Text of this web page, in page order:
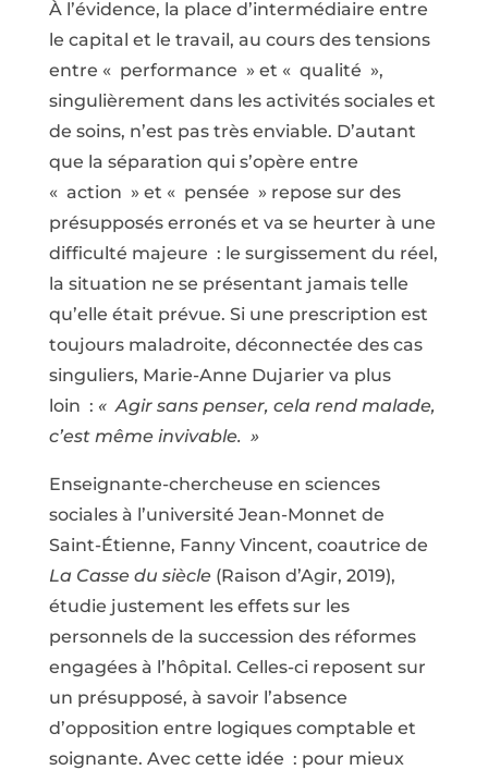
À l’évidence, la place d’intermédiaire entre
le capital et le travail, au cours des tensions
entre « performance » et « qualité »,
singulièrement dans les activités sociales et
de soins, n’est pas très enviable. D’autant
que la séparation qui s’opère entre
« action » et « pensée » repose sur des
présupposés erronés et va se heurter à une
difficulté majeure : le surgissement du réel,
la situation ne se présentant jamais telle
qu’elle était prévue. Si une prescription est
toujours maladroite, déconnectée des cas
singuliers, Marie-Anne Dujarier va plus
loin : « Agir sans penser, cela rend malade,
c’est même invivable. »
Enseignante-chercheuse en sciences
sociales à l’université Jean-Monnet de
Saint-Étienne, Fanny Vincent, coautrice de
La Casse du siècle(Raison d’Agir, 2019),
étudie justement les effets sur les
personnels de la succession des réformes
engagées à l’hôpital. Celles-ci reposent sur
un présupposé, à savoir l’absence
d’opposition entre logiques comptable et
soignante. Avec cette idée : pour mieux